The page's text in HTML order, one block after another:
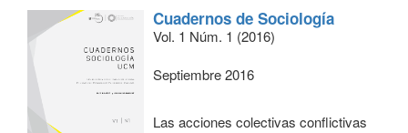
Cuadernos de Sociología
Vol. 1 Núm. 1 (2016)
Septiembre 2016
Las acciones colectivas conflictivas